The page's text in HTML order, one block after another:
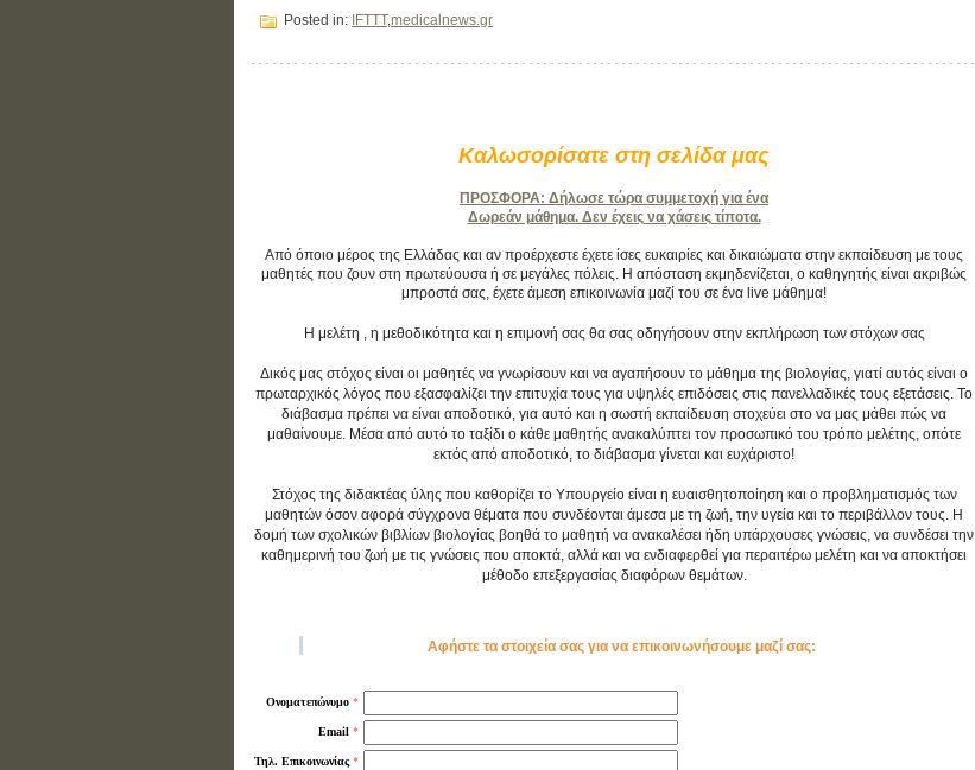
Posted in: IFTTT,medicalnews.gr
Καλωσορίσατε στη σελίδα μας
ΠΡΟΣΦΟΡΑ: Δήλωσε τώρα συμμετοχή για ένα
Δωρεάν μάθημα. Δεν έχεις να χάσεις τίποτα.
Από όποιο μέρος της Ελλάδας και αν προέρχεστε έχετε ίσες ευκαιρίες και δικαιώματα στην εκπαίδευση με τους
μαθητές που ζουν στη πρωτεύουσα ή σε μεγάλες πόλεις. Η απόσταση εκμηδενίζεται, ο καθηγητής είναι ακριβώς
μπροστά σας, έχετε άμεση επικοινωνία μαζί του σε ένα live μάθημα!
Η μελέτη , η μεθοδικότητα και η επιμονή σας θα σας οδηγήσουν στην εκπλήρωση των στόχων σας
Δικός μας στόχος είναι οι μαθητές να γνωρίσουν και να αγαπήσουν το μάθημα της βιολογίας, γιατί αυτός είναι ο
πρωταρχικός λόγος που εξασφαλίζει την επιτυχία τους για υψηλές επιδόσεις στις πανελλαδικές τους εξετάσεις. Το
διάβασμα πρέπει να είναι αποδοτικό, για αυτό και η σωστή εκπαίδευση στοχεύει στο να μας μάθει πώς να
μαθαίνουμε. Μέσα από αυτό το ταξίδι ο κάθε μαθητής ανακαλύπτει τον προσωπικό του τρόπο μελέτης, οπότε
εκτός από αποδοτικό, το διάβασμα γίνεται και ευχάριστο!
Στόχος της διδακτέας ύλης που καθορίζει το Υπουργείο είναι η ευαισθητοποίηση και ο προβληματισμός των
μαθητών όσον αφορά σύγχρονα θέματα που συνδέονται άμεσα με τη ζωή, την υγεία και το περιβάλλον τους. Η
δομή των σχολικών βιβλίων βιολογίας βοηθά το μαθητή να ανακαλέσει ήδη υπάρχουσες γνώσεις, να συνδέσει την
καθημερινή του ζωή με τις γνώσεις που αποκτά, αλλά και να ενδιαφερθεί για περαιτέρω μελέτη και να αποκτήσει
μέθοδο επεξεργασίας διαφόρων θεμάτων.
Αφήστε τα στοιχεία σας για να επικοινωνήσουμε μαζί σας:
Ονοματεπώνυμο *
Email *
Τηλ. Επικοινωνίας *